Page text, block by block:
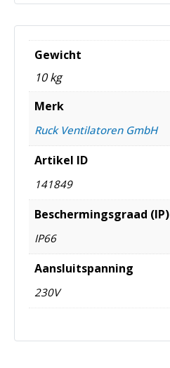
Gewicht
10 kg
Merk
Ruck Ventilatoren GmbH
Artikel ID
141849
Beschermingsgraad (IP)
IP66
Aansluitspanning
230V